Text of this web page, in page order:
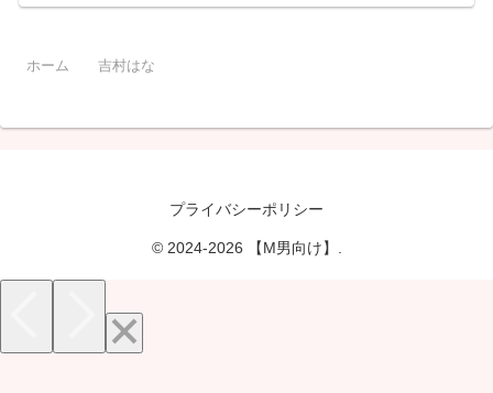
ホーム 吉村はな
プライバシーポリシー
© 2024-2026 【M男向け】.